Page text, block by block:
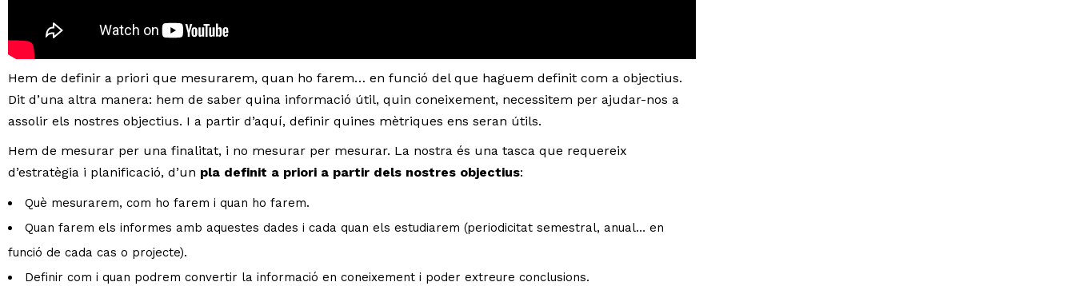
Hem de definir a priori que mesurarem, quan ho farem… en funció del que haguem definit com a objectius.
Dit d’una altra manera: hem de saber quina informació útil, quin coneixement, necessitem per ajudar-nos a
assolir els nostres objectius. I a partir d’aquí, definir quines mètriques ens seran útils.
Hem de mesurar per una finalitat, i no mesurar per mesurar. La nostra és una tasca que requereix
d’estratègia i planificació, d’un pla definit a priori a partir dels nostres objectius:
Què mesurarem, com ho farem i quan ho farem.
Quan farem els informes amb aquestes dades i cada quan els estudiarem (periodicitat semestral, anual… en
funció de cada cas o projecte).
Definir com i quan podrem convertir la informació en coneixement i poder extreure conclusions.